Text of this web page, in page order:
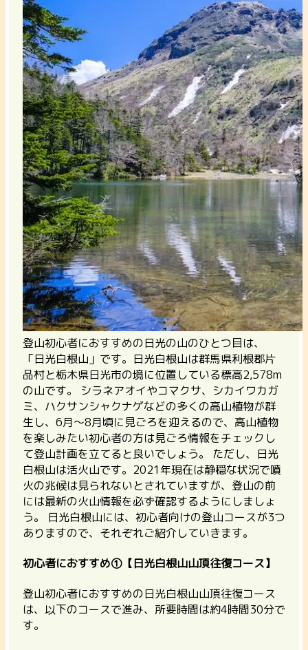
登山初心者におすすめの日光の山のひとつ目は、
「日光白根山」です。日光白根山は群馬県利根郡片
品村と栃木県日光市の境に位置している標高2,578m
の山です。 シラネアオイやコマクサ、シカイワカガ
ミ、ハクサンシャクナゲなどの多くの高山植物が群
生し、6月～8月頃に見ごろを迎えるので、高山植物
を楽しみたい初心者の方は見ごろ情報をチェックし
て登山計画を立てると良いでしょう。 ただし、日光
白根山は活火山です。2021年現在は静穏な状況で噴
火の兆候は見られないとされていますが、登山の前
には最新の火山情報を必ず確認するようにしましょ
う。 日光白根山には、初心者向けの登山コースが3つ
ありますので、それぞれご紹介していきます。
初心者におすすめ①【日光白根山山頂往復コース】
登山初心者におすすめの日光白根山山頂往復コース
は、以下のコースで進み、所要時間は約4時間30分で
す。